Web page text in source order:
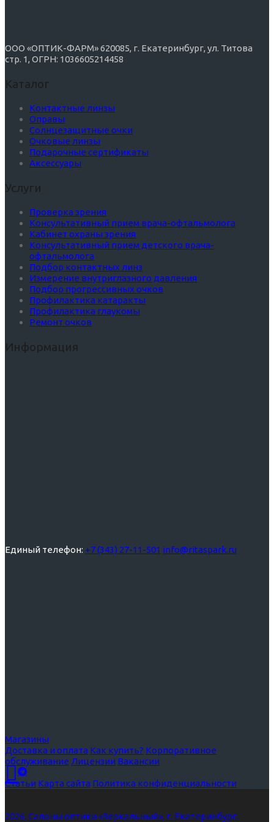
ООО «ОПТИК-ФАРМ» 620085, г. Екатеринбург, ул. Титова
стр. 1, ОГРН: 1036605214458
Каталог
Контактные линзы
Оправы
Солнцезащитные очки
Очковые линзы
Подарочные сертификаты
Аксессуары
Услуги
Проверка зрения
Консультативный прием врача-офтальмолога
Кабинет охраны зрения
Консультативный прием детского врача-
офтальмолога
Подбор контактных линз
Измерение внутриглазного давления
Подбор прогрессивных очков
Профилактика катаракты
Профилактика глаукомы
Ремонт очков
Информация
Единый телефон: +7 (343) 27-11-501 info@ritaspark.ru
Магазины
Доставка и оплата Как купить? Корпоративное
обслуживание Лицензии Вакансии
Статьи Карта сайта Политика конфиденциальности
2026, Салоны оптики «Зеркальный», г. Екатеринбург.